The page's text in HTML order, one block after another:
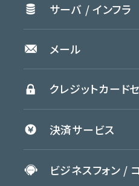
サーバ /インフラ
メール
クレジットカード
決済サービス
ビジネスフォン /